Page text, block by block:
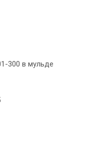
300 в мульде